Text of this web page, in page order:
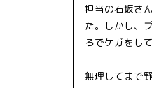
担当の石坂さ
た。しかし、
ろでケガをし
無理してまで